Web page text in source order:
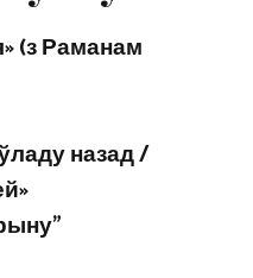
(з Раманам
назад /